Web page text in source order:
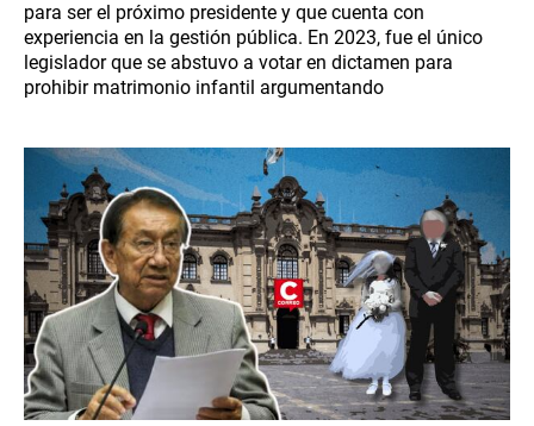
para ser el próximo presidente y que cuenta con
experiencia en la gestión pública. En 2023, fue el único
legislador que se abstuvo a votar en dictamen para
prohibir matrimonio infantil argumentando